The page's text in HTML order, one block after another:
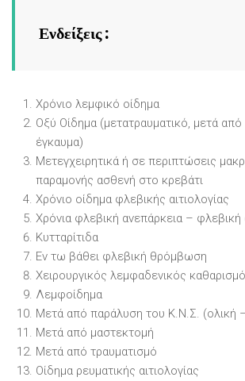
Ενδείξεις :
Χρόνιο λεμφικό οίδημα
Οξύ Οίδημα (μετατραυματικό, μετά
έγκαυμα)
Μετεγχειρητικά ή σε περιπτώσεις
παραμονής ασθενή στο κρεβάτι
Χρόνιο οίδημα φλεβικής αιτιολογίας
Χρόνια φλεβική ανεπάρκεια – φλεβική
Κυτταρίτιδα
Εν τω βάθει φλεβική θρόμβωση
Χειρουργικός λεμφαδενικός
Λεμφοίδημα
Μετά από παράλυση του Κ.Ν.Σ. (ολική
Μετά από μαστεκτομή
Μετά από τραυματισμό
Οίδημα ρευματικής αιτιολογίας